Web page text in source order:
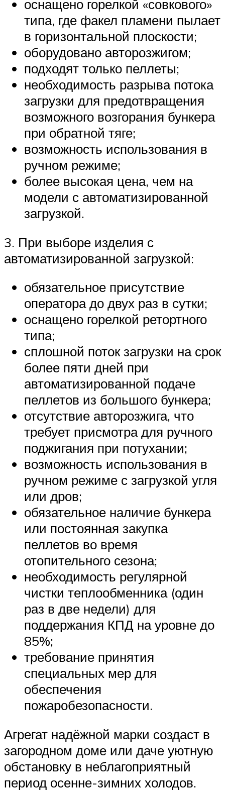
оснащено горелкой «совкового»
типа, где факел пламени пылает
в горизонтальной плоскости;
оборудовано авторозжигом;
подходят только пеллеты;
необходимость разрыва потока
загрузки для предотвращения
возможного возгорания бункера
при обратной тяге;
возможность использования в
ручном режиме;
более высокая цена, чем на
модели с автоматизированной
загрузкой.
3. При выборе изделия с
автоматизированной загрузкой:
обязательное присутствие
оператора до двух раз в сутки;
оснащено горелкой ретортного
типа;
сплошной поток загрузки на срок
более пяти дней при
автоматизированной подаче
пеллетов из большого бункера;
отсутствие авторозжига, что
требует присмотра для ручного
поджигания при потухании;
возможность использования в
ручном режиме с загрузкой угля
или дров;
обязательное наличие бункера
или постоянная закупка
пеллетов во время
отопительного сезона;
необходимость регулярной
чистки теплообменника (один
раз в две недели) для
поддержания КПД на уровне до
85%;
требование принятия
специальных мер для
обеспечения
пожаробезопасности.
Агрегат надёжной марки создаст в
загородном доме или даче уютную
обстановку в неблагоприятный
период осенне-зимних холодов.